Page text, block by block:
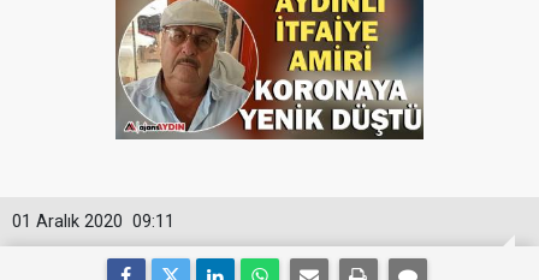
09:11
01 Aralık 2020